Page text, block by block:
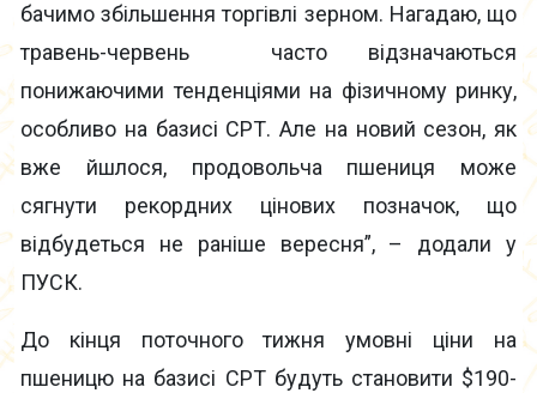
бачимо збільшення торгівлі зерном. Нагадаю, що
травень-червень часто відзначаються
понижаючими тенденціями на фізичному ринку,
особливо на базисі СРТ. Але на новий сезон, як
вже йшлося, продовольча пшениця може
сягнути рекордних цінових позначок, що
відбудеться не раніше вересня”, – додали у
ПУСК.
До кінця поточного тижня умовні ціни на
пшеницю на базисі СРТ будуть становити $190-